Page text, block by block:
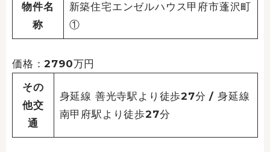
物件名
称
新築住宅エンゼルハウス甲府市蓬沢町
①
価格：2790万円
その
他交
通
身延線 善光寺駅より徒歩27分 / 身延線
南甲府駅より徒歩27分